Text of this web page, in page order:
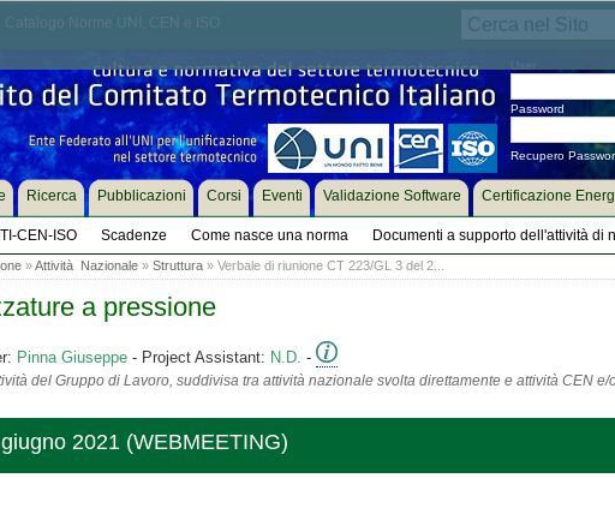
Password
Recupero
CEN-ISO Scadenze Come nasce una norma Documenti a supporto dell'attività di
Ricerca Pubblicazioni Corsi Eventi Validazione Software Certificazione
»Attività Nazionale» Struttura» Verbale di riunione CT 223/GL 3 del 2...
a pressione
Pinna Giuseppe- Project Assistant: N.D. -
del Gruppo di Lavoro, suddivisa tra attività nazionale svolta direttamente e attività CEN e/
2021 (WEBMEETING)